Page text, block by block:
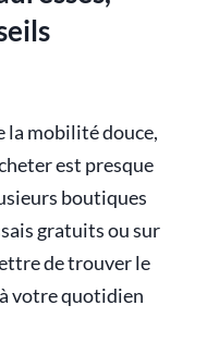
la mobilité douce,
est presque
boutiques
gratuits ou sur
de trouver le
votre quotidien